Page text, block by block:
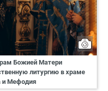
Божией Матери
литургию в храме
и Мефодия